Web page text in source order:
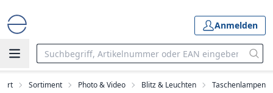
Anmelden
Sortiment Photo & Video Blitz & Leuchten Taschenlampen